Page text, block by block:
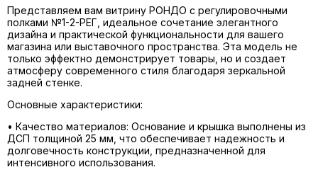
Представляем вам витрину РОНДО с регулировочными
полками №1-2-РЕГ, идеальное сочетание элегантного
дизайна и практической функциональности для вашего
магазина или выставочного пространства. Эта модель не
только эффектно демонстрирует товары, но и создает
атмосферу современного стиля благодаря зеркальной
задней стенке.
Основные характеристики:
• Качество материалов: Основание и крышка выполнены из
ДСП толщиной 25 мм, что обеспечивает надежность и
долговечность конструкции, предназначенной для
интенсивного использования.